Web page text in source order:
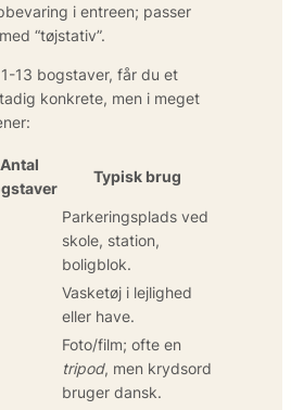
i entreen; passer
“tøjstativ”.
13 bogstaver, får du et
konkrete, men i meget
Antal
Typisk brug
Parkeringsplads ved
skole, station,
boligblok.
Vasketøj i lejlighed
eller have.
Foto/film; ofte en
tripod, men krydsord
bruger dansk.